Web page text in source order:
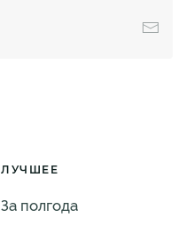
ЛУЧШЕЕ
За полгода